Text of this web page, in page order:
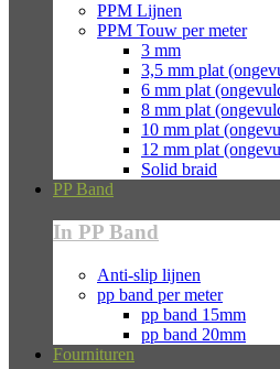
PPM Lijnen
PPM Touw per meter
3 mm
3,5 mm plat
6 mm plat
8 mm plat
10 mm plat
12 mm plat
Solid braid
PP Band
In PP Band
Anti-slip lijnen
pp band per meter
pp band 15mm
pp band 20mm
Fournituren